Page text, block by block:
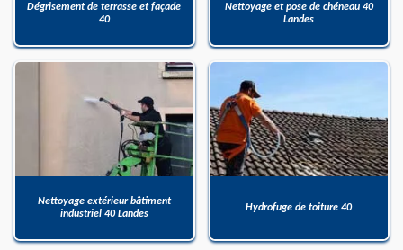
Dégrisement de terrasse et façade
40
Nettoyage et pose de chéneau 40
Landes
Nettoyage extérieur bâtiment
industriel 40 Landes
Hydrofuge de toiture 40